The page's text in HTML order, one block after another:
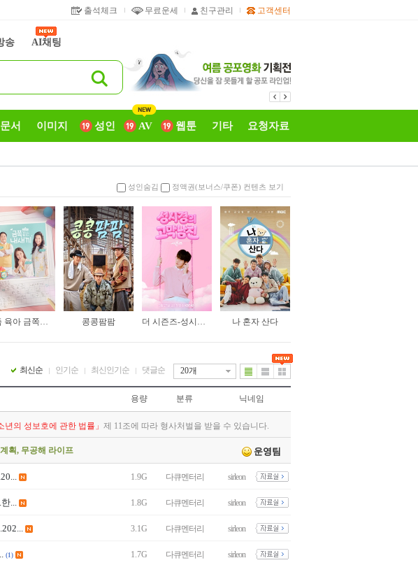
출석체크 무료운세 친구관리 고객센터
송 AI채팅
문서 이미지 성인 AV 웹툰 기타 요청자료
성인숨김 정액권(보너스/쿠폰) 컨텐츠 보기
요즘 육아 금쪽같은 내 새끼 콩콩팜팜 더 시즌즈-성시경의 고막남친 나 혼자 산다
최신순 인기순 최신인기순 댓글순 20개
용량 분류 닉네임
년의 성보호에 관한 법률」 제 11조에 따라 형사처벌을 받을 수 있습니다.
아온 시즌6!
놀이공원 로드트립이 시작된다.
아온 시즌6!
운영팀
1.9G 다큐멘터리 sirleon
... 1.8G 다큐멘터리 sirleon
3.1G 다큐멘터리 sirleon
(1) 1.7G 다큐멘터리 sirleon